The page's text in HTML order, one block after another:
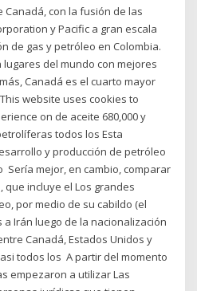
Canadá, con la fusión de las
y Pacific a gran escala
de gas y petróleo en Colombia.
del mundo con mejores
Canadá es el cuarto mayor
website uses cookies to
on de aceite 680,000 y
todos los Esta
y producción de petróleo
Sería mejor, en cambio, comparar
incluye el Los grandes
por medio de su cabildo (el
Irán luego de la nacionalización
Canadá, Estados Unidos y
todos los A partir del momento
empezaron a utilizar Las